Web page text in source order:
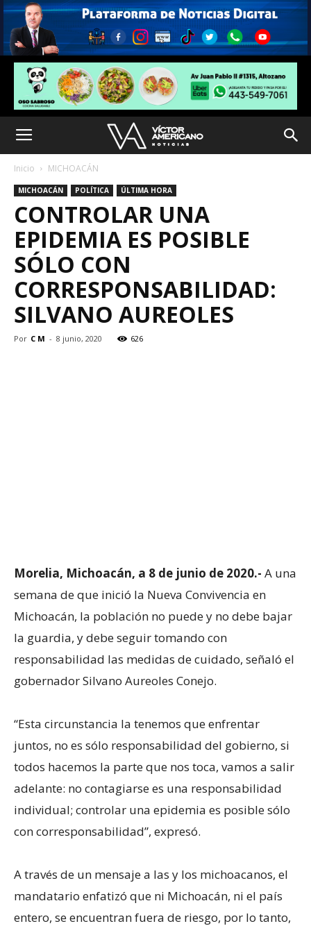
Inicio MICHOACÁN
MICHOACÁN POLÍTICA ÚLTIMA HORA
CONTROLAR UNA
EPIDEMIA ES POSIBLE
SÓLO CON
CORRESPONSABILIDAD:
SILVANO AUREOLES
Por C M - 8 junio, 2020 626
Morelia, Michoacán, a 8 de junio de 2020.- A una
semana de que inició la Nueva Convivencia en
Michoacán, la población no puede y no debe bajar
la guardia, y debe seguir tomando con
responsabilidad las medidas de cuidado, señaló el
gobernador Silvano Aureoles Conejo.
“Esta circunstancia la tenemos que enfrentar
juntos, no es sólo responsabilidad del gobierno, si
todos hacemos la parte que nos toca, vamos a salir
adelante: no contagiarse es una responsabilidad
individual; controlar una epidemia es posible sólo
con corresponsabilidad”, expresó.
A través de un mensaje a las y los michoacanos, el
mandatario enfatizó que ni Michoacán, ni el país
entero, se encuentran fuera de riesgo, por lo tanto,